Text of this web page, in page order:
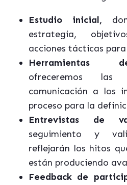
Estudio inicial,
estrategia,
acciones tácticas
Herramientas
ofreceremos las
comunicación a los
proceso para la
Entrevistas de
seguimiento y
reflejarán los hitos
están produciendo
Feedback de